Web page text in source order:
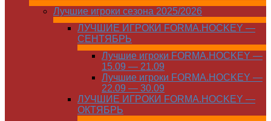
Лучшие игроки сезона 2025/2026
ЛУЧШИЕ ИГРОКИ FORMA.HOCKEY —
СЕНТЯБРЬ
Лучшие игроки FORMA.HOCKEY —
15.09 — 21.09
Лучшие игроки FORMA.HOCKEY —
22.09 — 30.09
ЛУЧШИЕ ИГРОКИ FORMA.HOCKEY —
ОКТЯБРЬ